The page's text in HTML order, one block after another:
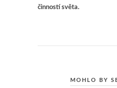
činností světa.
MOHLO BY